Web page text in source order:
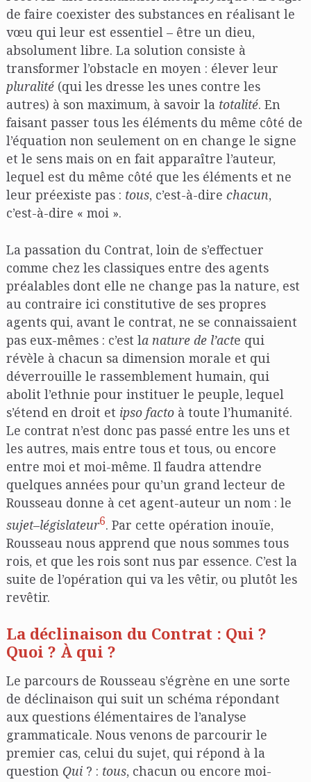
de faire coexister des substances en réalisant le
vœu qui leur est essentiel – être un dieu,
absolument libre. La solution consiste à
transformer l’obstacle en moyen : élever leur
pluralité(qui les dresse les unes contre les
autres) à son maximum, à savoir la totalité. En
faisant passer tous les éléments du même côté de
l’équation non seulement on en change le signe
et le sens mais on en fait apparaître l’auteur,
lequel est du même côté que les éléments et ne
leur préexiste pas : tous, c’est-à-dire chacun,
c’est-à-dire « moi ».
La passation du Contrat, loin de s’effectuer
comme chez les classiques entre des agents
préalables dont elle ne change pas la nature, est
au contraire ici constitutive de ses propres
agents qui, avant le contrat, ne se connaissaient
pas eux-mêmes : c’est la nature de l’acte qui
révèle à chacun sa dimension morale et qui
déverrouille le rassemblement humain, qui
abolit l’ethnie pour instituer le peuple, lequel
s’étend en droit et ipso factoà toute l’humanité.
Le contrat n’est donc pas passé entre les uns et
les autres, mais entre tous et tous, ou encore
entre moi et moi-même. Il faudra attendre
quelques années pour qu’un grand lecteur de
Rousseau donne à cet agent-auteur un nom : le
sujet–législateur6. Par cette opération inouïe,
Rousseau nous apprend que nous sommes tous
rois, et que les rois sont nus par essence. C’est la
suite de l’opération qui va les vêtir, ou plutôt les
revêtir.
La déclinaison du Contrat : Qui ?
Quoi ? À qui ?
Le parcours de Rousseau s’égrène en une sorte
de déclinaison qui suit un schéma répondant
aux questions élémentaires de l’analyse
grammaticale. Nous venons de parcourir le
premier cas, celui du sujet, qui répond à la
question Qui ? : tous, chacun ou encore moi-